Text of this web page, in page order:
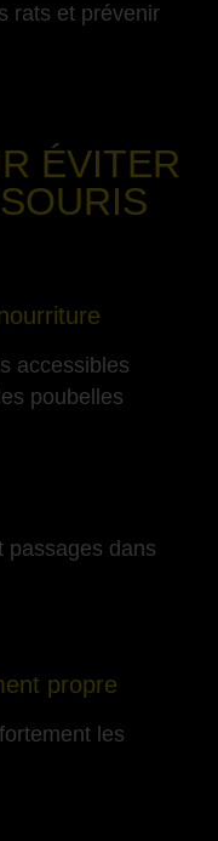
rats et prévenir
ÉVITER
accessibles
poubelles
passages dans
propre
les